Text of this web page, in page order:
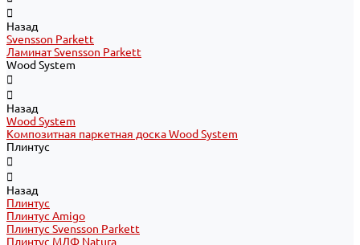
Назад
Svensson Parkett
Ламинат Svensson Parkett
Wood System
Назад
Wood System
Композитная паркетная доска Wood System
Плинтус
Назад
Плинтус
Плинтус Amigo
Плинтус Svensson Parkett
Плинтус МДФ Natura